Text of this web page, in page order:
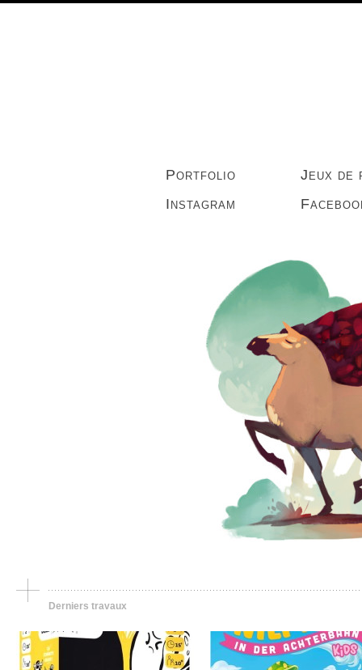
Portfolio
Jeux de
Instagram
Derniers travaux
Jeu de société, portfolio
The hippo in the
coaster Kids